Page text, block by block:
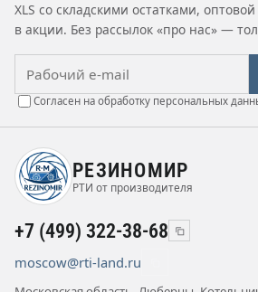
XLS со складскими остатками,
в акции. Без рассылок «про нас» —
Согласен на обработку персональных
РЕЗИНОМИР
РТИ от производителя
+7 (499) 322-38-68
moscow@rti-land.ru